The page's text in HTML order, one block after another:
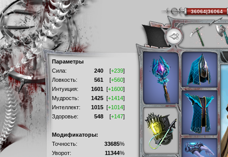
Параметры
Сила:
240 [+239]
Ловкость:
561 [+560]
Интуиция:
1601 [+1600]
Мудрость:
1425 [+1414]
Интеллект:
1015 [+1014]
Здоровье:
548 [+147]
Модификаторы:
Точность:
33685%
Уворот:
11344%
36064|36064